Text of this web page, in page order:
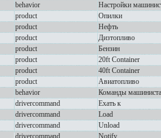
behavior Настройки
product Опилки
product Нефть
product Дизтопливо
product Бензин
product 20ft Container
product 40ft Container
product Авиатопливо
behavior Команды машиниста
drivercommand Ехать к
drivercommand Load
drivercommand Unload
drivercommand Notify